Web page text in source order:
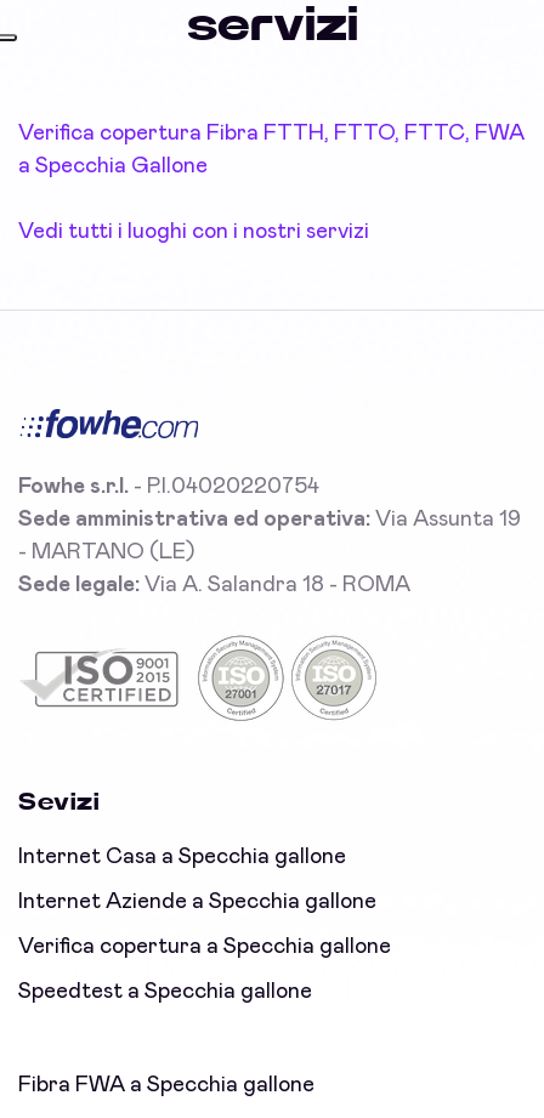
servizi
Verifica copertura Fibra FTTH, FTTO, FTTC, FWA
a Specchia Gallone
Vedi tutti i luoghi con i nostri servizi
Fowhe s.r.l. - P.I.04020220754
Sede amministrativa ed operativa: Via Assunta 19
- MARTANO (LE)
Sede legale: Via A. Salandra 18 - ROMA
Sevizi
Internet Casa a Specchia gallone
Internet Aziende a Specchia gallone
Verifica copertura a Specchia gallone
Speedtest a Specchia gallone
Fibra FWA a Specchia gallone